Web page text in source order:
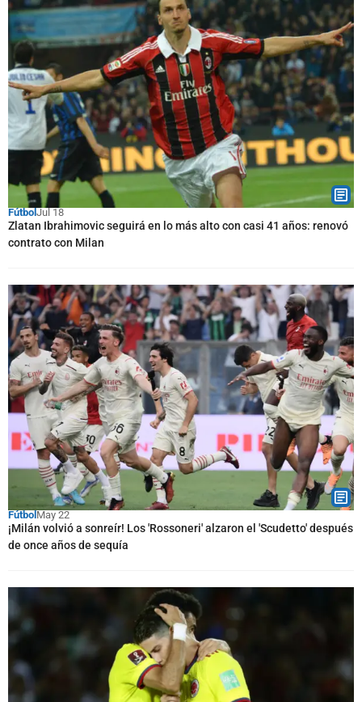
FútbolJul 18
Zlatan Ibrahimovic seguirá en lo más alto con casi 41 años: renovó
contrato con Milan
Fútbol May 22
¡Milán volvió a sonreír! Los 'Rossoneri' alzaron el 'Scudetto' después
de once años de sequía